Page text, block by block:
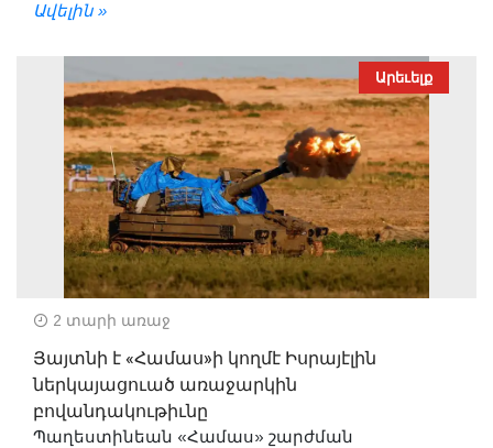
Ավելին »
Արեւելք
2 տարի առաջ
Յայտնի է «Համաս»ի կողմէ Իսրայէլին
ներկայացուած առաջարկին
բովանդակութիւնը
Պաղեստինեան «Համաս» շարժման